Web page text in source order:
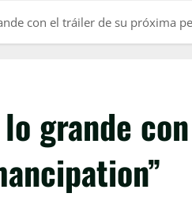
con el tráiler de su próxima
grande